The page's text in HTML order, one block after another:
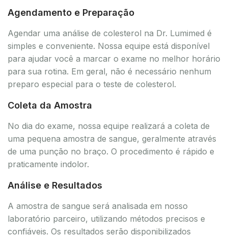
Agendamento e Preparação
Agendar uma análise de colesterol na Dr. Lumimed é
simples e conveniente. Nossa equipe está disponível
para ajudar você a marcar o exame no melhor horário
para sua rotina. Em geral, não é necessário nenhum
preparo especial para o teste de colesterol.
Coleta da Amostra
No dia do exame, nossa equipe realizará a coleta de
uma pequena amostra de sangue, geralmente através
de uma punção no braço. O procedimento é rápido e
praticamente indolor.
Análise e Resultados
A amostra de sangue será analisada em nosso
laboratório parceiro, utilizando métodos precisos e
confiáveis. Os resultados serão disponibilizados